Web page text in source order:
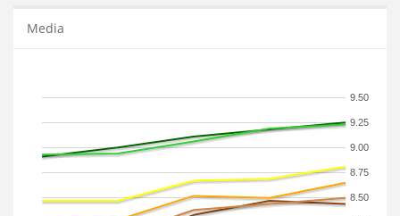
Media
8.50
8.75
9.00
9.25
9.50